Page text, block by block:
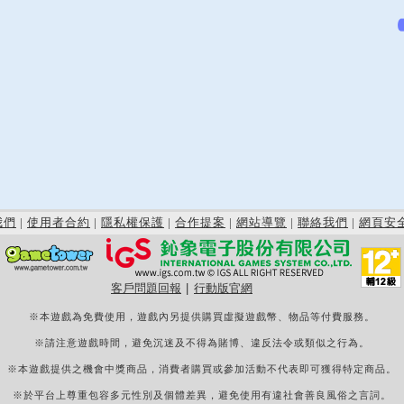
們 | 使用者合約 | 隱私權保護 | 合作提案 | 網站導覽 | 聯絡我們 | 網頁安
客戶問題回報 行動版官網
※本遊戲為免費使用，遊戲內另提供購買虛擬遊戲幣、物品等付費服務。
※請注意遊戲時間，避免沉迷及不得為賭博、違反法令或類似之行為。
※本遊戲提供之機會中獎商品，消費者購買或參加活動不代表即可獲得特定商品。
※於平台上尊重包容多元性別及個體差異，避免使用有違社會善良風俗之言詞。